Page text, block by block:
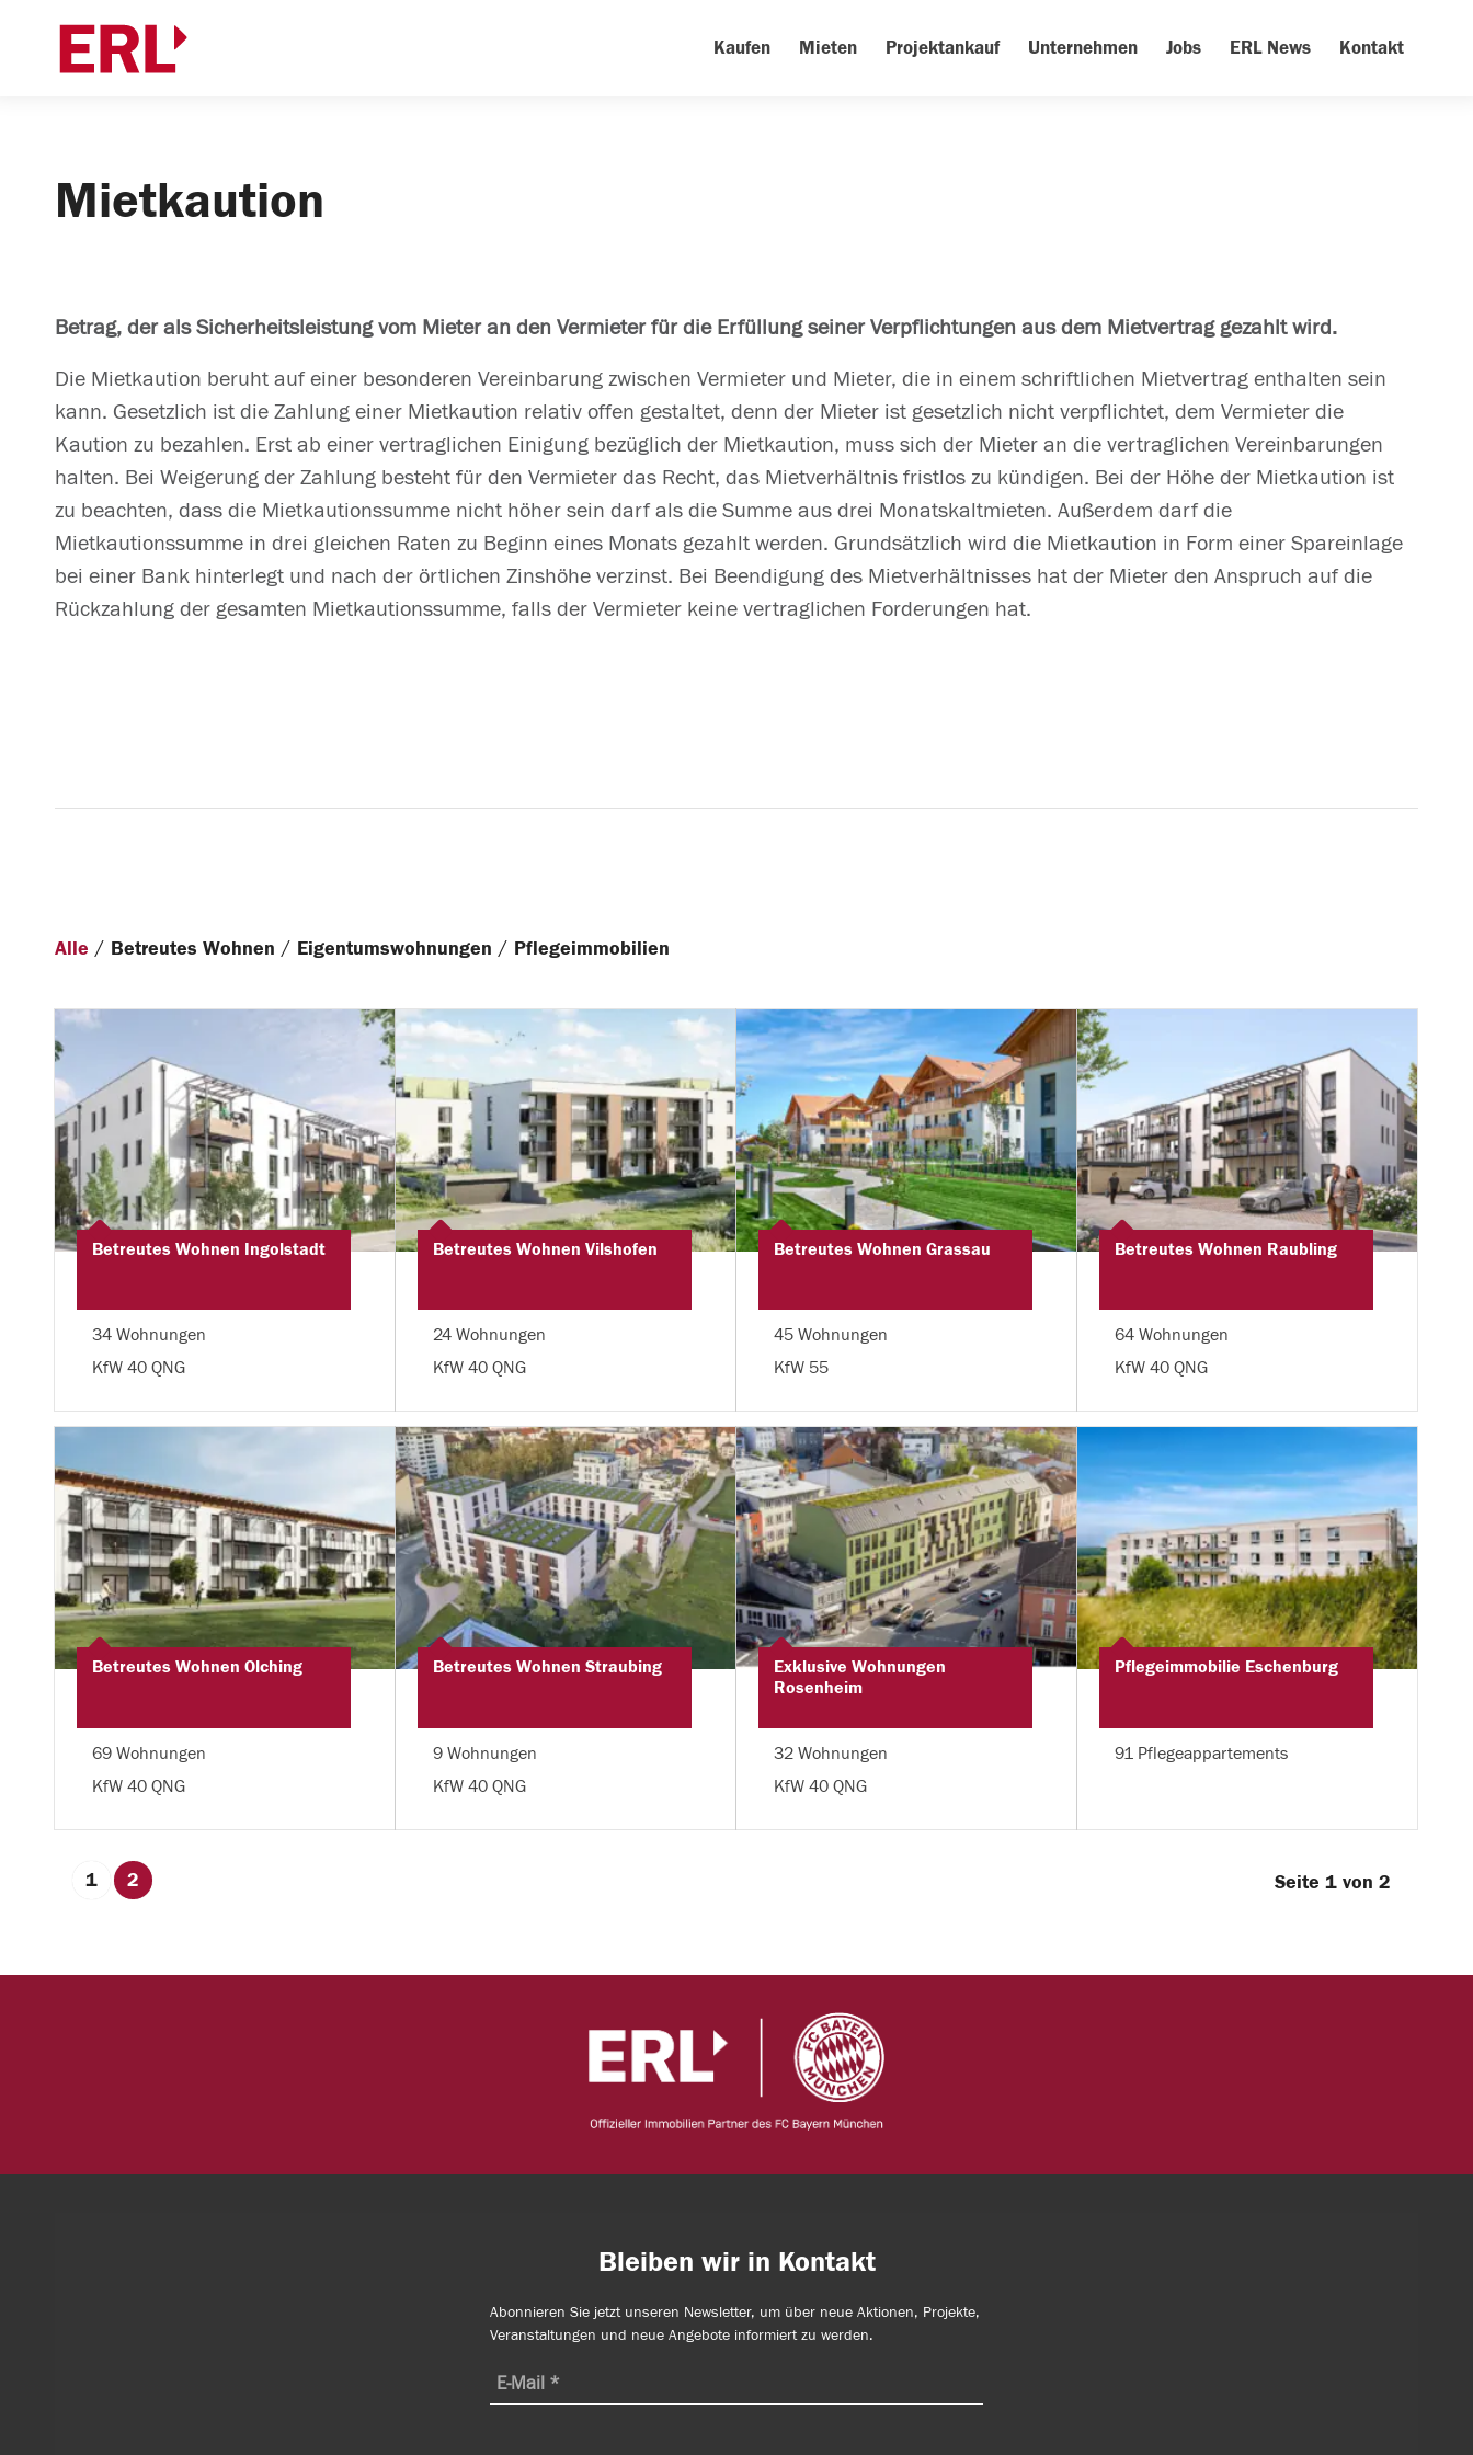
Kaufen Mieten Projektankauf Unternehmen Jobs ERL News Kontakt
Mietkaution
Betrag, der als Sicherheitsleistung vom Mieter an den Vermieter für die Erfüllung seiner Verpflichtungen aus dem Mietvertrag gezahlt wird.
Die Mietkaution beruht auf einer besonderen Vereinbarung zwischen Vermieter und Mieter, die in einem schriftlichen Mietvertrag enthalten sein
kann. Gesetzlich ist die Zahlung einer Mietkaution relativ offen gestaltet, denn der Mieter ist gesetzlich nicht verpflichtet, dem Vermieter die
Kaution zu bezahlen. Erst ab einer vertraglichen Einigung bezüglich der Mietkaution, muss sich der Mieter an die vertraglichen Vereinbarungen
halten. Bei Weigerung der Zahlung besteht für den Vermieter das Recht, das Mietverhältnis fristlos zu kündigen. Bei der Höhe der Mietkaution ist
zu beachten, dass die Mietkautionssumme nicht höher sein darf als die Summe aus drei Monatskaltmieten. Außerdem darf die
Mietkautionssumme in drei gleichen Raten zu Beginn eines Monats gezahlt werden. Grundsätzlich wird die Mietkaution in Form einer Spareinlage
bei einer Bank hinterlegt und nach der örtlichen Zinshöhe verzinst. Bei Beendigung des Mietverhältnisses hat der Mieter den Anspruch auf die
Rückzahlung der gesamten Mietkautionssumme, falls der Vermieter keine vertraglichen Forderungen hat.
Alle / Betreutes Wohnen / Eigentumswohnungen / Pflegeimmobilien
Betreutes Wohnen Ingolstadt
34 Wohnungen
KfW 40 QNG
Betreutes Wohnen Vilshofen
24 Wohnungen
KfW 40 QNG
Betreutes Wohnen Grassau
45 Wohnungen
KfW 55
Betreutes Wohnen Raubling
64 Wohnungen
KfW 40 QNG
Betreutes Wohnen Olching
69 Wohnungen
KfW 40 QNG
Betreutes Wohnen Straubing
9 Wohnungen
KfW 40 QNG
Exklusive Wohnungen
Rosenheim
32 Wohnungen
KfW 40 QNG
Pflegeimmobilie Eschenburg
91 Pflegeappartements
Seite 1 von 2
1 2
Bleiben wir in Kontakt
Abonnieren Sie jetzt unseren Newsletter, um über neue Aktionen, Projekte,
Veranstaltungen und neue Angebote informiert zu werden.